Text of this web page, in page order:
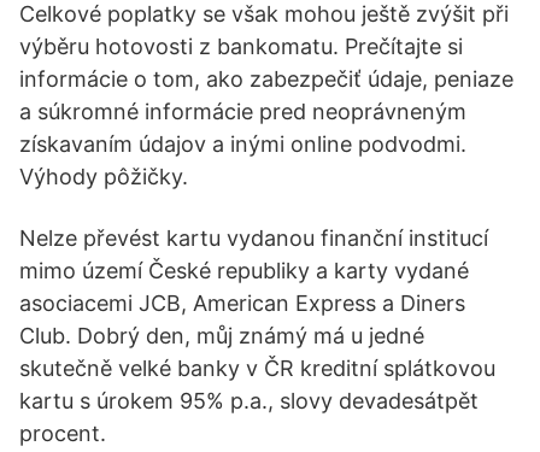
Celkové poplatky se však mohou ještě zvýšit při
výběru hotovosti z bankomatu. Prečítajte si
informácie o tom, ako zabezpečiť údaje, peniaze
a súkromné informácie pred neoprávneným
získavaním údajov a inými online podvodmi.
Výhody pôžičky.
Nelze převést kartu vydanou finanční institucí
mimo území České republiky a karty vydané
asociacemi JCB, American Express a Diners
Club. Dobrý den, můj známý má u jedné
skutečně velké banky v ČR kreditní splátkovou
kartu s úrokem 95% p.a., slovy devadesátpět
procent.